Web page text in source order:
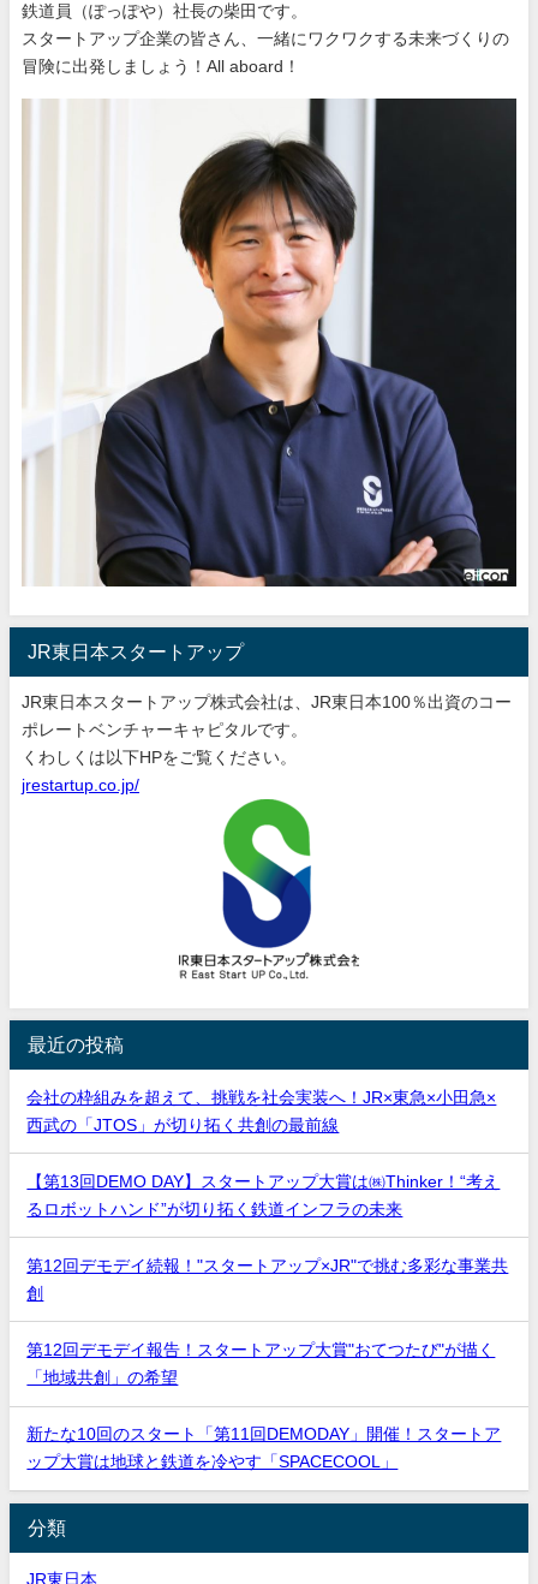
鉄道員（ぽっぽや）社長の柴田です。
スタートアップ企業の皆さん、一緒にワクワクする未来づくりの
冒険に出発しましょう！All aboard！
JR東日本スタートアップ
JR東日本スタートアップ株式会社は、JR東日本100％出資のコー
ポレートベンチャーキャピタルです。
くわしくは以下HPをご覧ください。
jrestartup.co.jp/
最近の投稿
会社の枠組みを超えて、挑戦を社会実装へ！JR×東急×小田急×
西武の「JTOS」が切り拓く共創の最前線
【第13回DEMO DAY】スタートアップ大賞は㈱Thinker！“考え
るロボットハンド”が切り拓く鉄道インフラの未来
第12回デモデイ続報！"スタートアップ×JR"で挑む多彩な事業共
創
第12回デモデイ報告！スタートアップ大賞"おてつたび"が描く
「地域共創」の希望
新たな10回のスタート「第11回DEMODAY」開催！スタートア
ップ大賞は地球と鉄道を冷やす「SPACECOOL」
分類
JR東日本